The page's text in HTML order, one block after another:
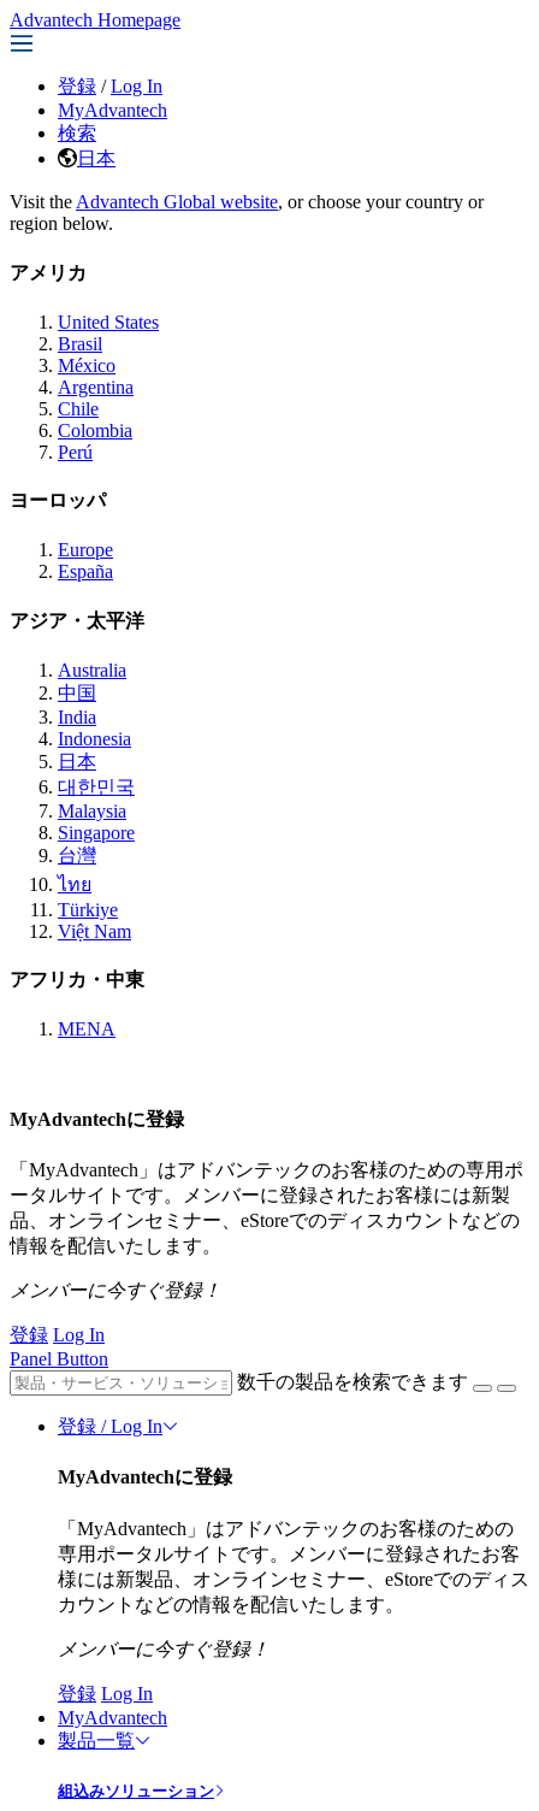
Advantech Homepage
登録 / Log In
MyAdvantech
検索
日本
Visit the Advantech Global website, or choose your country or
region below.
アメリカ
United States
Brasil
México
Argentina
Chile
Colombia
Perú
ヨーロッパ
Europe
España
アジア・太平洋
Australia
中国
India
Indonesia
日本
대한민국
Malaysia
Singapore
台灣
ไทย
Türkiye
Việt Nam
アフリカ・中東
MENA
MyAdvantechに登録
「MyAdvantech」はアドバンテックのお客様のための専用ポ
ータルサイトです。メンバーに登録されたお客様には新製
品、オンラインセミナー、eStoreでのディスカウントなどの
情報を配信いたします。
メンバーに今すぐ登録！
登録 Log In
Panel Button
数千の製品を検索できます
登録 / Log In
MyAdvantechに登録
「MyAdvantech」はアドバンテックのお客様のための
専用ポータルサイトです。メンバーに登録されたお客
様には新製品、オンラインセミナー、eStoreでのディス
カウントなどの情報を配信いたします。
メンバーに今すぐ登録！
登録 Log In
MyAdvantech
製品一覧
組込みソリューション